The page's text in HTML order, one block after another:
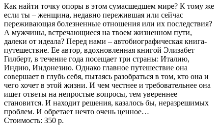
Как найти точку опоры в этом сумасшедшем мире? К тому же
если ты – женщина, недавно пережившая или сейчас
переживающая болезненные отношения или их последствия?
А мужчины, встречающиеся на твоем жизненном пути,
далеки от идеала? Перед нами – автобиографическая книга-
путешествие. Ее автор, вдохновленная книгой Элизабет
Гилберт, в течение года посещает три страны: Италию,
Индию, Индонезию. Однако главное путешествие она
совершает в глубь себя, пытаясь разобраться в том, кто она и
чего хочет в этой жизни. И чем честнее и требовательнее она
ищет ответы на непростые вопросы, тем увереннее
становится. И находит решения, казалось бы, неразрешимых
проблем. И обретает нечто очень ценное…
Стоимость: 350 р.